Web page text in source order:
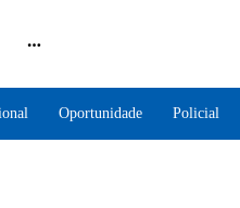
Oportunidade Policial